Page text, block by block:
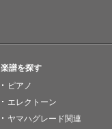
楽譜を探す
ピアノ
エレクトーン
ヤマハグレード関連